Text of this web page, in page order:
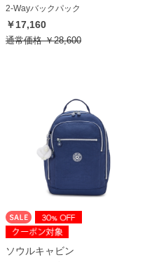
2-Wayバックパック
￥17,160
通常価格￥28,600
ソウルキャビン